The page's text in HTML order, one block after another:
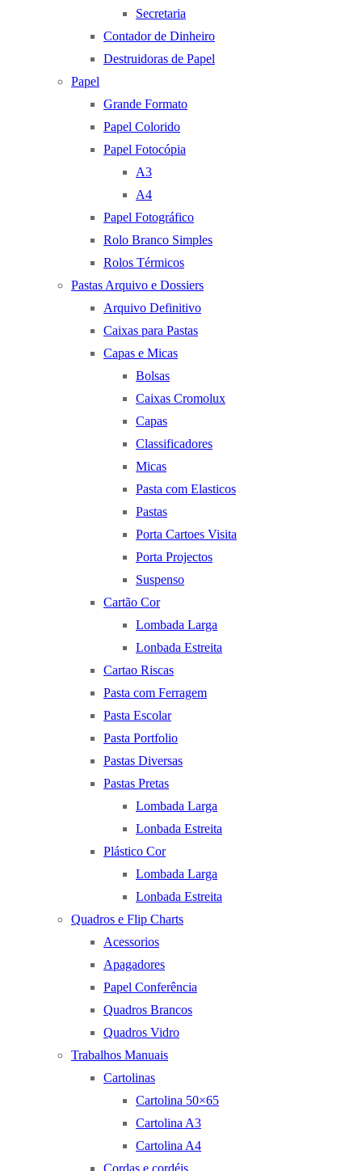
Secretaria
Contador de Dinheiro
Destruidoras de Papel
Papel
Grande Formato
Papel Colorido
Papel Fotocópia
A3
A4
Papel Fotográfico
Rolo Branco Simples
Rolos Térmicos
Pastas Arquivo e Dossiers
Arquivo Definitivo
Caixas para Pastas
Capas e Micas
Bolsas
Caixas Cromolux
Capas
Classificadores
Micas
Pasta com Elasticos
Pastas
Porta Cartoes Visita
Porta Projectos
Suspenso
Cartão Cor
Lombada Larga
Lonbada Estreita
Cartao Riscas
Pasta com Ferragem
Pasta Escolar
Pasta Portfolio
Pastas Diversas
Pastas Pretas
Lombada Larga
Lonbada Estreita
Plástico Cor
Lombada Larga
Lonbada Estreita
Quadros e Flip Charts
Acessorios
Apagadores
Papel Conferência
Quadros Brancos
Quadros Vidro
Trabalhos Manuais
Cartolinas
Cartolina 50×65
Cartolina A3
Cartolina A4
Cordas e cordéis